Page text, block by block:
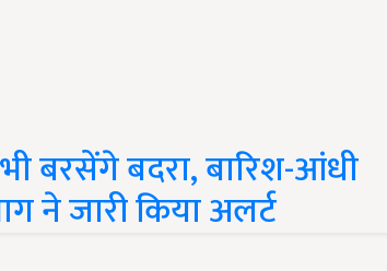
बरसेंगे बदरा, बारिश-आंधी
ने जारी किया अलर्ट